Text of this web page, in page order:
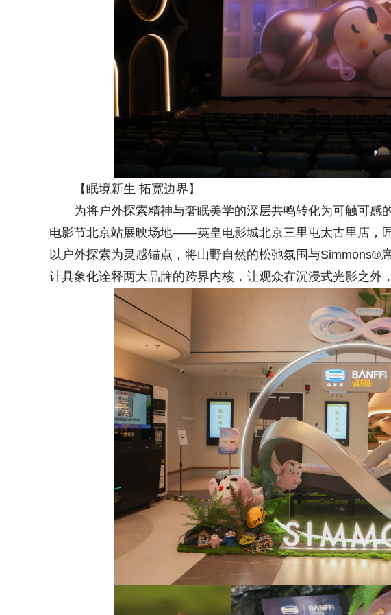
【眠境新生 拓宽边界】
为将户外探索精神与奢眠美学的深层共鸣转化为可触可
电影节北京站展映场地——英皇电影城北京三里屯太古里店，
以户外探索为灵感锚点，将山野自然的松弛氛围与Simmons®
计具象化诠释两大品牌的跨界内核，让观众在沉浸式光影之外